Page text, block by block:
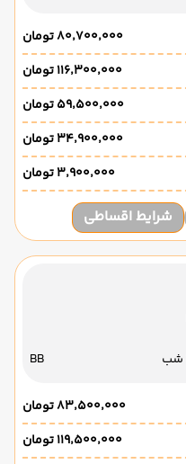
۸۰٬۷۰۰٬۰۰۰ تومان
۱۱۶٬۳۰۰٬۰۰۰ تومان
۵۹٬۵۰۰٬۰۰۰ تومان
۳۴٬۹۰۰٬۰۰۰ تومان
۳٬۹۰۰٬۰۰۰ تومان
شرایط اقساطی
BB
۸۳٬۵۰۰٬۰۰۰ تومان
۱۱۹٬۵۰۰٬۰۰۰ تومان